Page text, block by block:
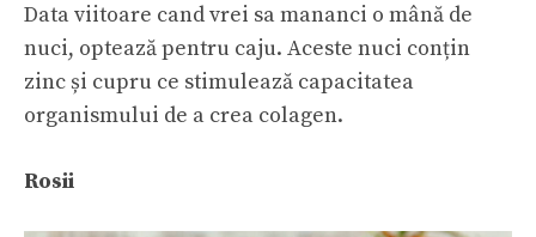
Data viitoare cand vrei sa mananci o mână de
nuci, optează pentru caju. Aceste nuci conțin
zinc și cupru ce stimulează capacitatea
organismului de a crea colagen.
Rosii